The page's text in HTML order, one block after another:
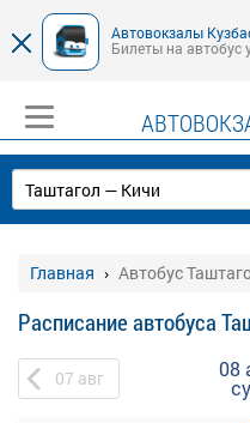
Автовокзалы
Билеты на автобус
Главная Автобус
Расписание автобуса
07 авг 08